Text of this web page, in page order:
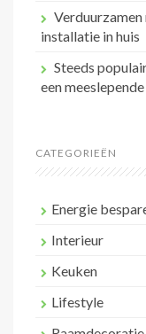
installatie in huis
Steeds
een
CATEGORIEËN
Energie
Interieur
Keuken
Lifestyle